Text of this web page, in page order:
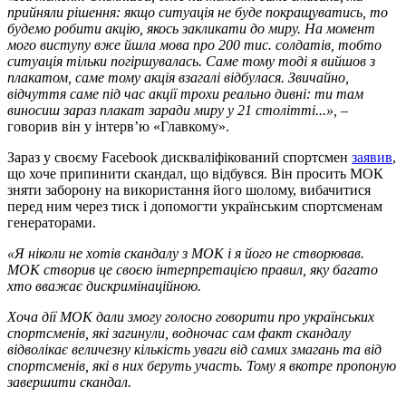
прийняли рішення: якщо ситуація не буде покращуватись, то
будемо робити акцію, якось закликати до миру. На момент
мого виступу вже йшла мова про 200 тис. солдатів, тобто
ситуація тільки погіршувалась. Саме тому тоді я вийшов з
плакатом, саме тому акція взагалі відбулася. Звичайно,
відчуття саме під час акції трохи реально дивні: ти там
виносиш зараз плакат заради миру у 21 столітті...», –
говорив він у інтерв’ю «Главкому».
Зараз у своєму Facebook дискваліфікований спортсмен заявив,
що хоче припинити скандал, що відбувся. Він просить МОК
зняти заборону на використання його шолому, вибачитися
перед ним через тиск і допомогти українським спортсменам
генераторами.
«Я ніколи не хотів скандалу з МОК і я його не створював.
МОК створив це своєю інтерпретацією правил, яку багато
хто вважає дискримінаційною.
Хоча дії МОК дали змогу голосно говорити про українських
спортсменів, які загинули, водночас сам факт скандалу
відволікає величезну кількість уваги від самих змагань та від
спортсменів, які в них беруть участь. Тому я вкотре пропоную
завершити скандал.